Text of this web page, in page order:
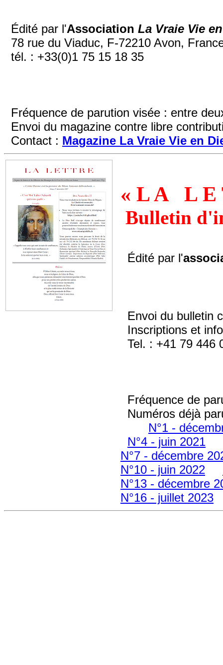
Édité par l'Association La Vraie Vie
78 rue du Viaduc, F-72210 Avon,
tél. : +33(0)1 75 15 18 35
Fréquence de parution visée : entre
Envoi du magazine contre libre
Contact : Magazine La Vraie Vie en
« L A L E
Bulletin
Édité par l'
Envoi du bulletin
Inscriptions et
Tel. : +41 79 446
Fréquence de
Numéros déjà
N°1 -
N°4 - juin 2021
N°7 - décembre
N°10 - juin 2022
N°13 - décembre
N°16 - juillet 2023